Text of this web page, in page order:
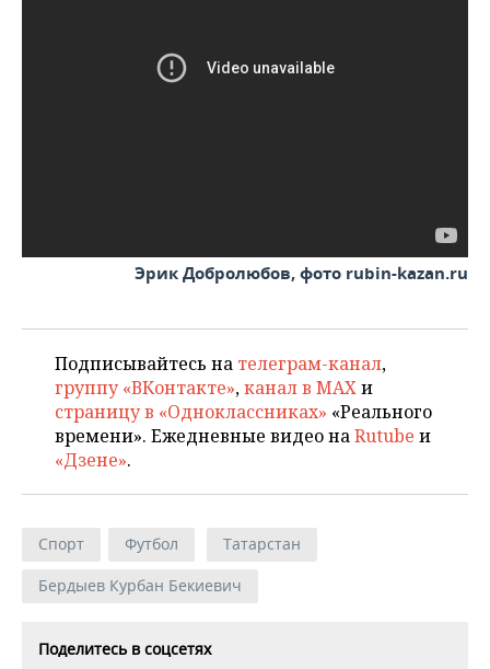
Эрик Добролюбов, фото rubin-kazan.ru
Подписывайтесь на телеграм-канал,
группу «ВКонтакте»,канал в MAXи
страницу в «Одноклассниках» «Реального
времени». Ежедневные видео наRutube и
«Дзене».
Спорт Футбол
Татарстан
Бердыев Курбан Бекиевич
Поделитесь в соцсетях